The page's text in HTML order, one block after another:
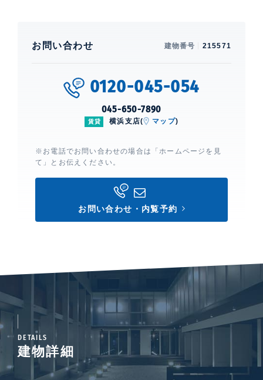
お問い合わせ 建物番号 215571
0120-045-054
045-650-7890
賃貸 横浜支店( マップ)
※お電話でお問い合わせの場合は「ホームページを見
て」とお伝えください。
お問い合わせ・内覧予約
DETAILS
建物詳細